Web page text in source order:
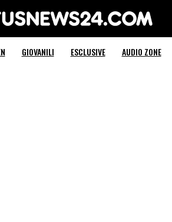
Juventus News 24
GIOVANILI ESCLUSIVE AUDIO ZONE